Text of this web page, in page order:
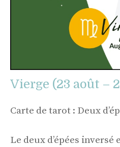
Vierge (23 août –
Carte de tarot : Deux
Le deux d’épées